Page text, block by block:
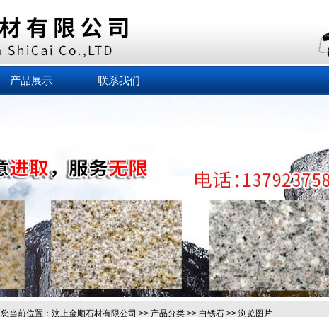
产品展示 联系我们
您当前位置： 汶上金顺石材有限公司 >> 产品分类 >> 白锈石 >> 浏览图片